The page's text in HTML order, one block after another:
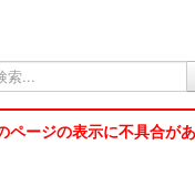
ージの表示に不具合が